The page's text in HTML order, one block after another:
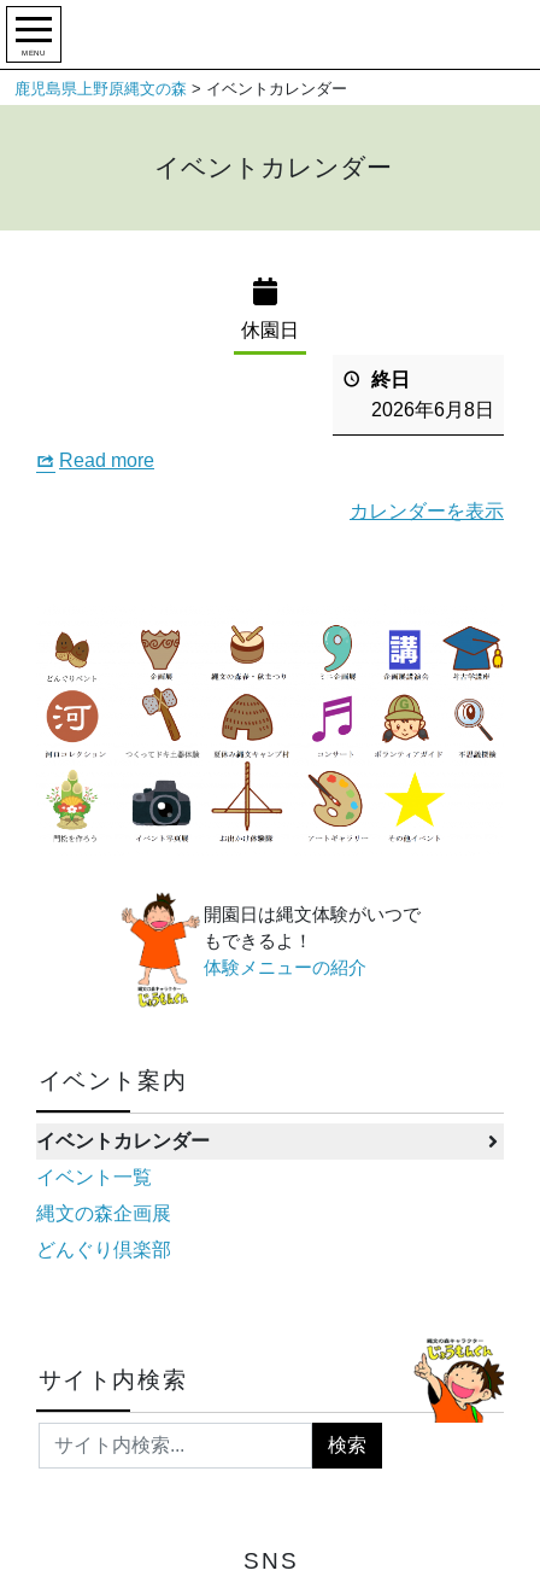
MENU
鹿児島県上野原縄文の森 > イベントカレンダー
イベントカレンダー
イベント案内
イベントカレンダー
イベント一覧
縄文の森企画展
どんぐり倶楽部
サイト内検索
SNS
休園日
終日
2026年6月8日
Read more
カレンダーを表示
開園日は縄文体験がいつで
もできるよ！
体験メニューの紹介